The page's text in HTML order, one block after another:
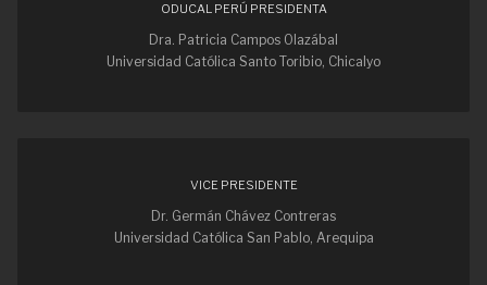
ODUCAL PERÚ PRESIDENTA
Dra. Patricia Campos Olazábal
Universidad Católica Santo Toribio, Chicalyo
VICE PRESIDENTE
Dr. Germán Chávez Contreras
Universidad Católica San Pablo, Arequipa